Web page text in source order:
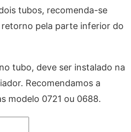
tubos, recomenda-se
pela parte inferior do
tubo, deve ser instalado na
Recomendamos a
modelo 0721 ou 0688.